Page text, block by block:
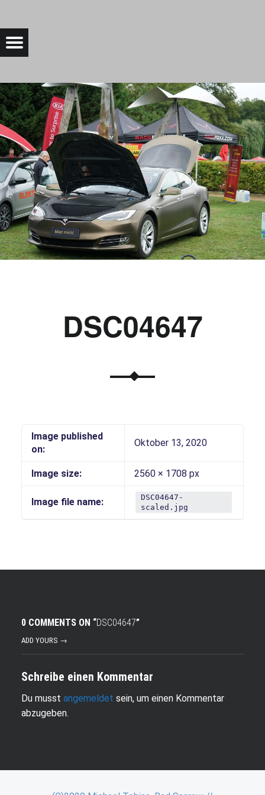
Menu
DSC04647
Image published
on:
Oktober 13, 2020
Image size: 2560 × 1708 px
Image file name:
DSC04647-
scaled.jpg
0 COMMENTS ON “DSC04647”
ADD YOURS →
Schreibe einen Kommentar
Du musst angemeldet sein, um einen Kommentar
abzugeben.